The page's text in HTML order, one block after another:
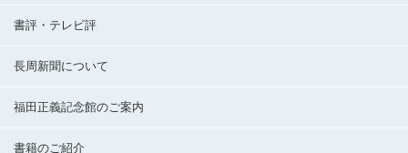
書評・テレビ評
長周新聞について
福田正義記念館のご案内
書籍のご紹介